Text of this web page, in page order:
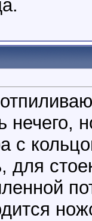
нечего,
с
для